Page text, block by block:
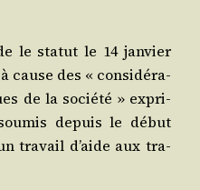
le sta­tut le 14 jan­vier
cause des « consi­dé­ra­
de la socié­té » expri­
depuis le début
tra­vail d’aide aux tra­